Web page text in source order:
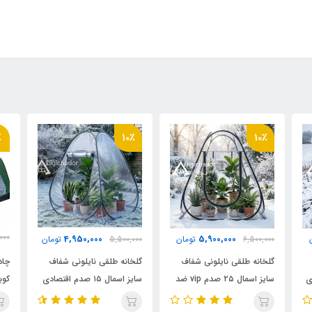
چادر
10٪
6,500,000
5,900,000 تومان
گلخانه طلقی نایلونی شفاف
سایز اسمال ۲۵ صدم vip ضد
آب چادری فنری بدون کف
10٪
5,500,000
4,950,000 تومان
گلخانه طلقی نایلونی شفاف
سایز اسمال ۱۵ صدم اقتصادی
ضد آب چادری فنری بدون